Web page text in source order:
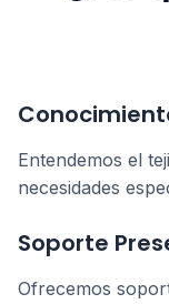
Entendemos el
necesidades
Soporte
Ofrecemos